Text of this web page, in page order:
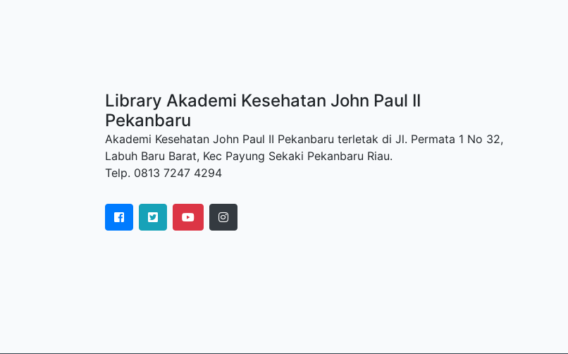
Library Akademi Kesehatan John Paul II
Pekanbaru
Akademi Kesehatan John Paul II Pekanbaru terletak di Jl. Permata 1 No 32,
Labuh Baru Barat, Kec Payung Sekaki Pekanbaru Riau.
Telp. 0813 7247 4294